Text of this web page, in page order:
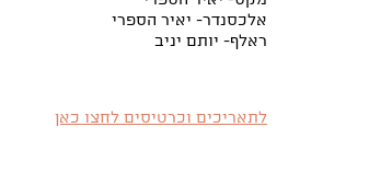
אלכסנדר- יאיר הספרי
ראלף- יותם יניב
לתאריכים וכרטיסים לחצו כאן